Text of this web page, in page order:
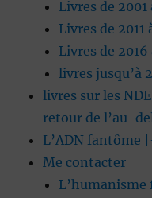
Livres de 2001
Livres de 2011
Livres de 2016
livres jusqu’à
livres sur les
retour de l’au-
L’ADN fantôme
Me contacter
L’humanisme